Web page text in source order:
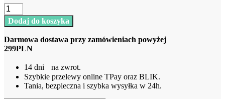
ilość
Wesoła
Opuncja
24
cm
Dodaj do koszyka
Darmowa dostawa przy zamówieniach powyżej
299PLN
14 dni na zwrot.
Szybkie przelewy online TPay oraz BLIK.
Tania, bezpieczna i szybka wysyłka w 24h.